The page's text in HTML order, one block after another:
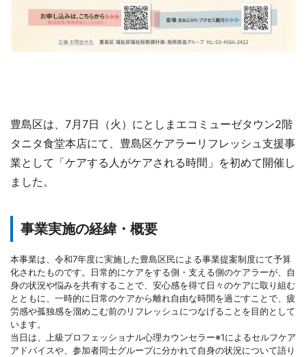
豊島区は、7月7日（火）にとしまエコミューゼタウン2階
タニタ食堂本店にて、豊島区ケアラーリフレッシュ支援事
業として「ケアする人がケアされる時間」を初めて開催し
ました。
事業実施の経緯・概要
本事業は、令和7年度に実施した豊島区民による事業提案制度にて予算
化されたものです。日常的にケアをする側・支える側のケアラーが、自
身の状況や悩みを共有することで、安心感を得て日々のケアに取り組む
とともに、一時的に日常のケアから離れ自由な時間を過ごすことで、疲
労感や孤独感を溜めこむ前のリフレッシュにつなげることを目的として
います。
当日は、上級プロフェッショナル心理カウンセラー※1によるセルフケア
アドバイスや、参加者同士グループに分かれて自身の状況について語り